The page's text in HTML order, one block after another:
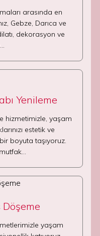
arasında en
Gebze, Darıca ve
dekorasyon ve
Yenileme
hizmetimizle, yaşam
estetik ve
boyuta taşıyoruz.
yaşam